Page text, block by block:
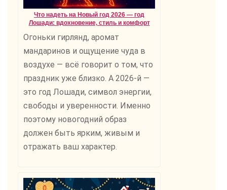
Что надеть на Новый год 2026 — год
Лошади: вдохновение, стиль и комфорт
Огоньки гирлянд, аромат
мандаринов и ощущение чуда в
воздухе — всё говорит о том, что
праздник уже близко. А 2026-й —
это год Лошади, символ энергии,
свободы и уверенности. Именно
поэтому новогодний образ
должен быть ярким, живым и
отражать ваш характер.